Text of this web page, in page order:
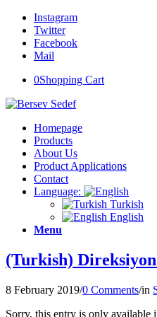
Instagram
Twitter
Facebook
Mail
0Shopping Cart
Homepage
Products
About Us
Product Applications
Contact
Language:
Turkish
English
Menu
(Turkish) Direksiyon
8 February 2019/0 Comments/in
Sorry, this entry is only available